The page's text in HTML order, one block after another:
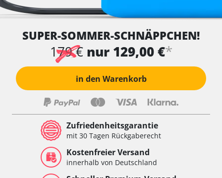
SUPER-SOMMER-SCHNÄPPCHEN!
179 € nur 129,00 €*
in den Warenkorb
Zufriedenheitsgarantie
mit 30 Tagen Rückgaberecht
Kostenfreier Versand
innerhalb von Deutschland